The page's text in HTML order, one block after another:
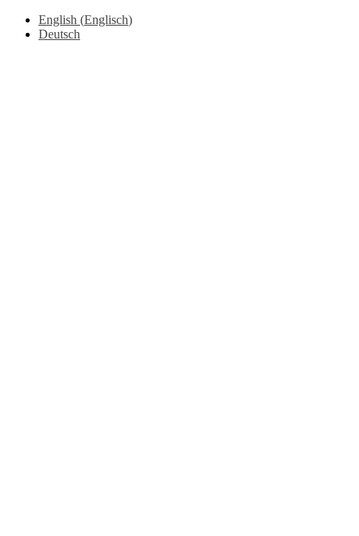
English (Englisch)
Deutsch